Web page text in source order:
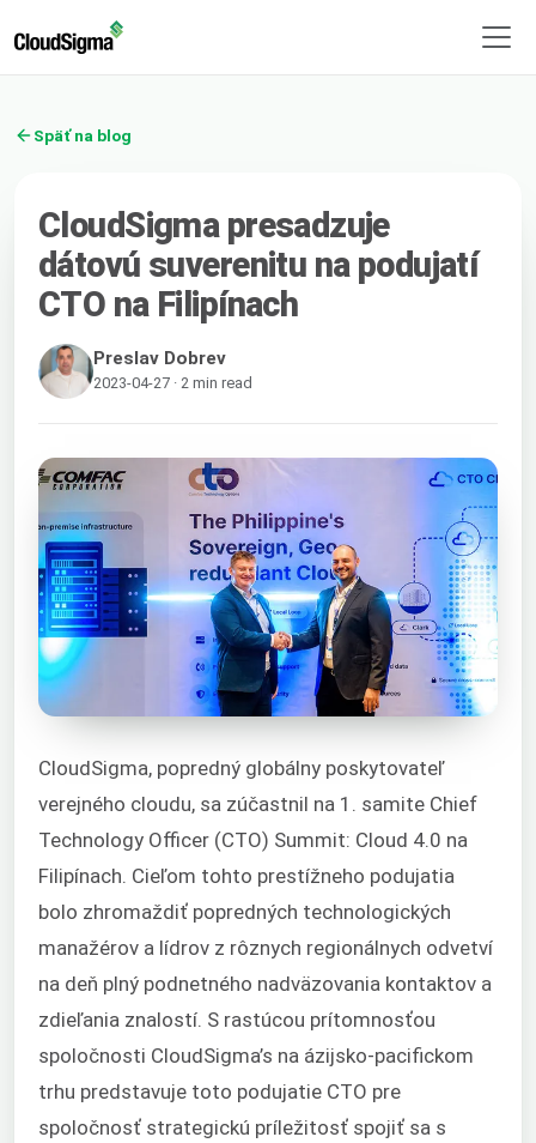
Späť na blog
CloudSigma presadzuje
dátovú suverenitu na podujatí
CTO na Filipínach
Preslav Dobrev
2023-04-27 · 2 min read
CloudSigma, popredný globálny poskytovateľ
verejného cloudu, sa zúčastnil na 1. samite Chief
Technology Officer (CTO) Summit: Cloud 4.0 na
Filipínach. Cieľom tohto prestížneho podujatia
bolo zhromaždiť popredných technologických
manažérov a lídrov z rôznych regionálnych odvetví
na deň plný podnetného nadväzovania kontaktov a
zdieľania znalostí. S rastúcou prítomnosťou
spoločnosti CloudSigma’s na ázijsko-pacifickom
trhu predstavuje toto podujatie CTO pre
spoločnosť strategickú príležitosť spojiť sa s